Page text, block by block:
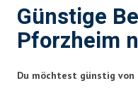
Günstige
Pforzheim
Du möchtest günstig von